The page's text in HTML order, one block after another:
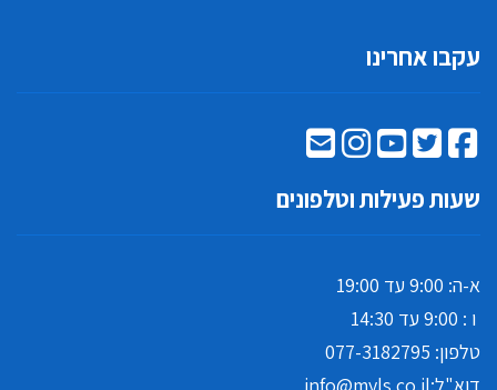
עקבו אחרינו
שעות פעילות וטלפונים
א-ה: 9:00 עד 19:00
ו : 9:00 עד 14:30
טלפון: 077-3182795